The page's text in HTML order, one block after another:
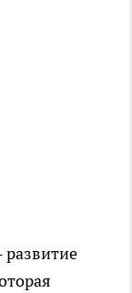
развитие